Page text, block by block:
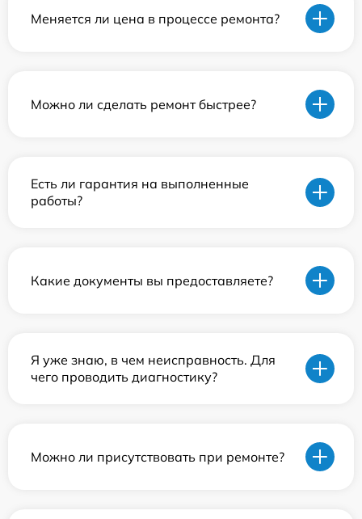
Меняется ли цена в процессе ремонта?
Можно ли сделать ремонт быстрее?
Есть ли гарантия на выполненные
работы?
Какие документы вы предоставляете?
Я уже знаю, в чем неисправность. Для
чего проводить диагностику?
Можно ли присутствовать при ремонте?